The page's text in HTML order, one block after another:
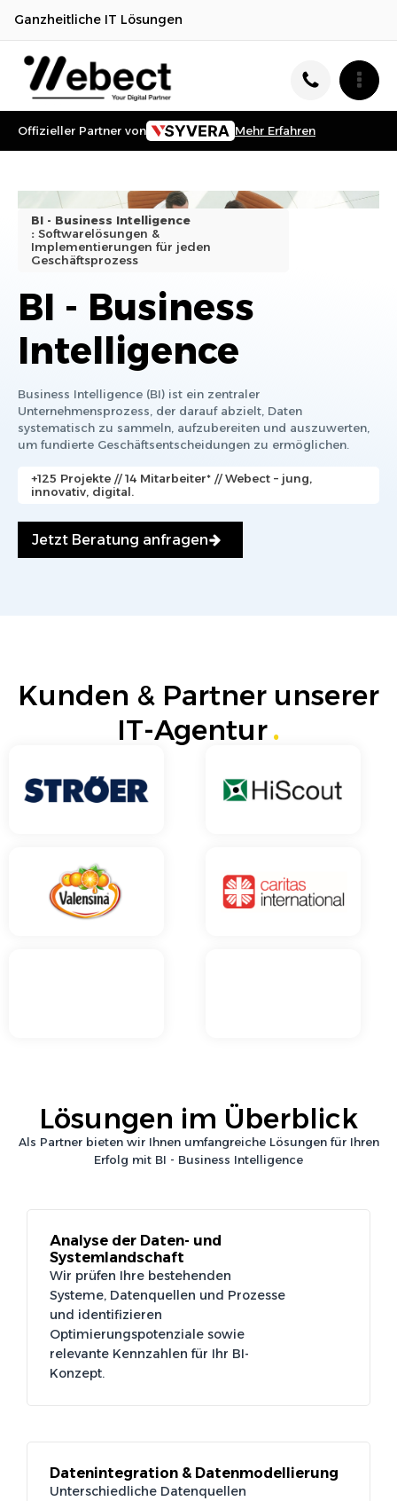
Ganzheitliche IT Lösungen
Offizieller Partner von Mehr Erfahren
BI - Business Intelligence
: Softwarelösungen &
Implementierungen für jeden
Geschäftsprozess
BI - Business
Intelligence
Business Intelligence (BI) ist ein zentraler
Unternehmensprozess, der darauf abzielt, Daten
systematisch zu sammeln, aufzubereiten und auszuwerten,
um fundierte Geschäftsentscheidungen zu ermöglichen.
+125 Projekte // 14 Mitarbeiter* // Webect – jung,
innovativ, digital.
Jetzt Beratung anfragen
Kunden & Partner unserer
IT-Agentur
Lösungen im Überblick
Als Partner bieten wir Ihnen umfangreiche Lösungen für Ihren
Erfolg mit BI - Business Intelligence
Analyse der Daten- und
Systemlandschaft
Wir prüfen Ihre bestehenden
Systeme, Datenquellen und Prozesse
und identifizieren
Optimierungspotenziale sowie
relevante Kennzahlen für Ihr BI-
Konzept.
Datenintegration & Datenmodellierung
Unterschiedliche Datenquellen